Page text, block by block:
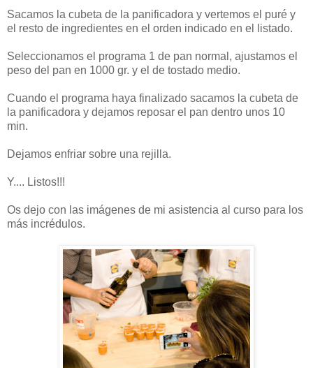
Sacamos la cubeta de la panificadora y vertemos el puré y
el resto de ingredientes en el orden indicado en el listado.
Seleccionamos el programa 1 de pan normal, ajustamos el
peso del pan en 1000 gr. y el de tostado medio.
Cuando el programa haya finalizado sacamos la cubeta de
la panificadora y dejamos reposar el pan dentro unos 10
min.
Dejamos enfriar sobre una rejilla.
Y.... Listos!!!
Os dejo con las imágenes de mi asistencia al curso para los
más incrédulos.